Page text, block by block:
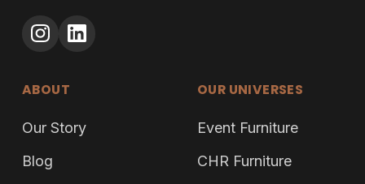
ABOUT
Our Story
Blog
OUR UNIVERSES
Event Furniture
CHR Furniture